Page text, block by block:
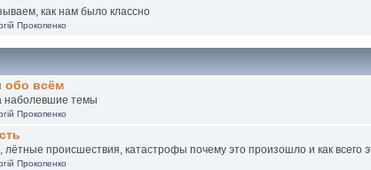
как нам было классно
Прокопенко
обо всём
наболевшие темы
Прокопенко
лётные происшествия, катастрофы почему это произошло и как всего
Прокопенко